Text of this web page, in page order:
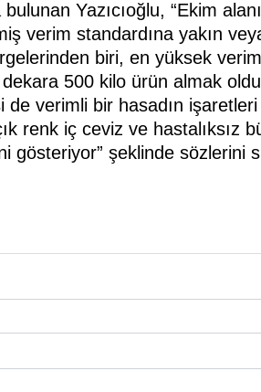
Yazıcıoğlu, “Ekim
verim standardına yakın
biri, en yüksek
500 kilo ürün almak
verimli bir hasadın işaretleri
renk iç ceviz ve hastalıksız
gösteriyor” şeklinde sözlerini